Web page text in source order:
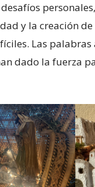
y la creación de
Las palabras
dado la fuerza